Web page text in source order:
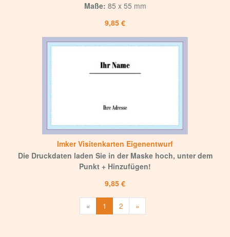
9,85 €
Maße: 85 x 55 mm
Imker Visitenkarten Eigenentwurf
9,85 €
Die Druckdaten laden Sie in der Maske hoch, unter dem
Punkt + Hinzufügen!
« 1 2 »Weiter